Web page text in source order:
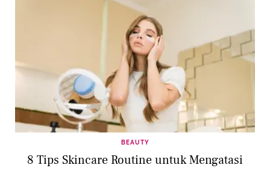
BEAUTY
8 Tips Skincare Routine untuk Mengatasi